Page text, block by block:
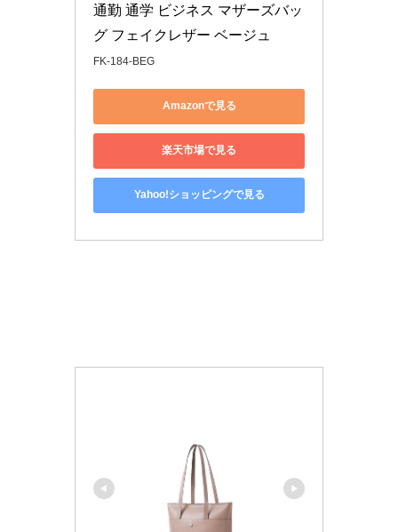
通勤 通学 ビジネス マザーズバッ
グ フェイクレザー ベージュ
FK-184-BEG
Amazonで見る
楽天市場で見る
Yahoo!ショッピングで見る